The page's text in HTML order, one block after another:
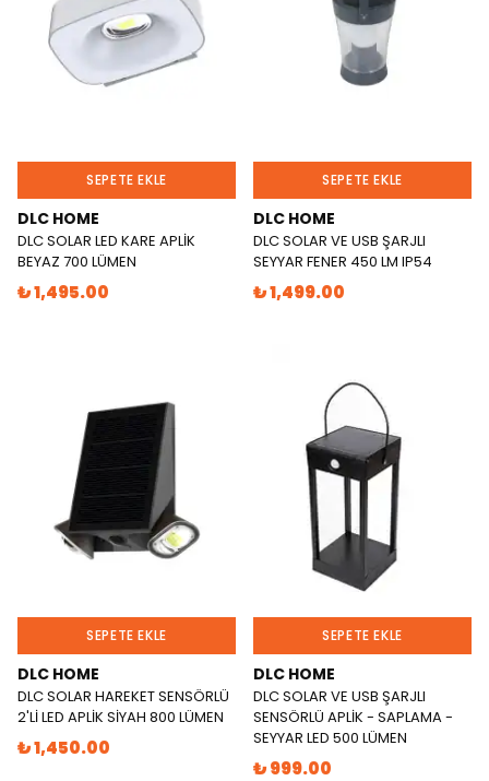
SEPETE EKLE
DLC HOME
DLC SOLAR LED KARE APLİK
BEYAZ 700 LÜMEN
₺ 1,495.00
SEPETE EKLE
DLC HOME
DLC SOLAR VE USB ŞARJLI
SEYYAR FENER 450 LM IP54
₺ 1,499.00
SEPETE EKLE
DLC HOME
DLC SOLAR HAREKET SENSÖRLÜ
2'Lİ LED APLİK SİYAH 800 LÜMEN
₺ 1,450.00
SEPETE EKLE
DLC HOME
DLC SOLAR VE USB ŞARJLI
SENSÖRLÜ APLİK - SAPLAMA -
SEYYAR LED 500 LÜMEN
₺ 999.00